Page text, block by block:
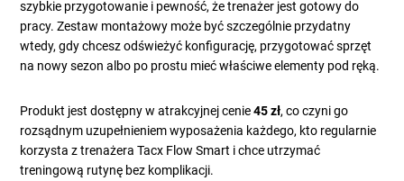
szybkie przygotowanie i pewność, że trenażer jest gotowy do
pracy. Zestaw montażowy może być szczególnie przydatny
wtedy, gdy chcesz odświeżyć konfigurację, przygotować sprzęt
na nowy sezon albo po prostu mieć właściwe elementy pod ręką.
Produkt jest dostępny w atrakcyjnej cenie45 zł, co czyni go
rozsądnym uzupełnieniem wyposażenia każdego, kto regularnie
korzysta z trenażera Tacx Flow Smart i chce utrzymać
treningową rutynę bez komplikacji.